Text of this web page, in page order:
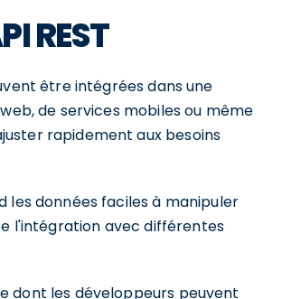
REST
être intégrées dans une
de services mobiles ou même
rapidement aux besoins
les données faciles à manipuler
l'intégration avec différentes
dont les développeurs peuvent